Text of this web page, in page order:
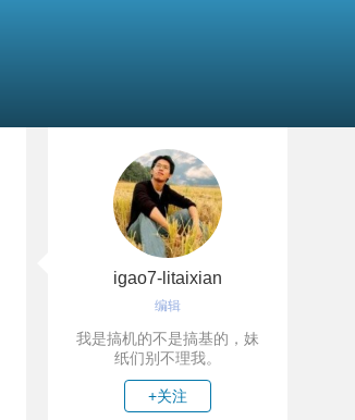
igao7-litaixian
编辑
我是搞机的不是搞基的，妹
纸们别不理我。
+关注